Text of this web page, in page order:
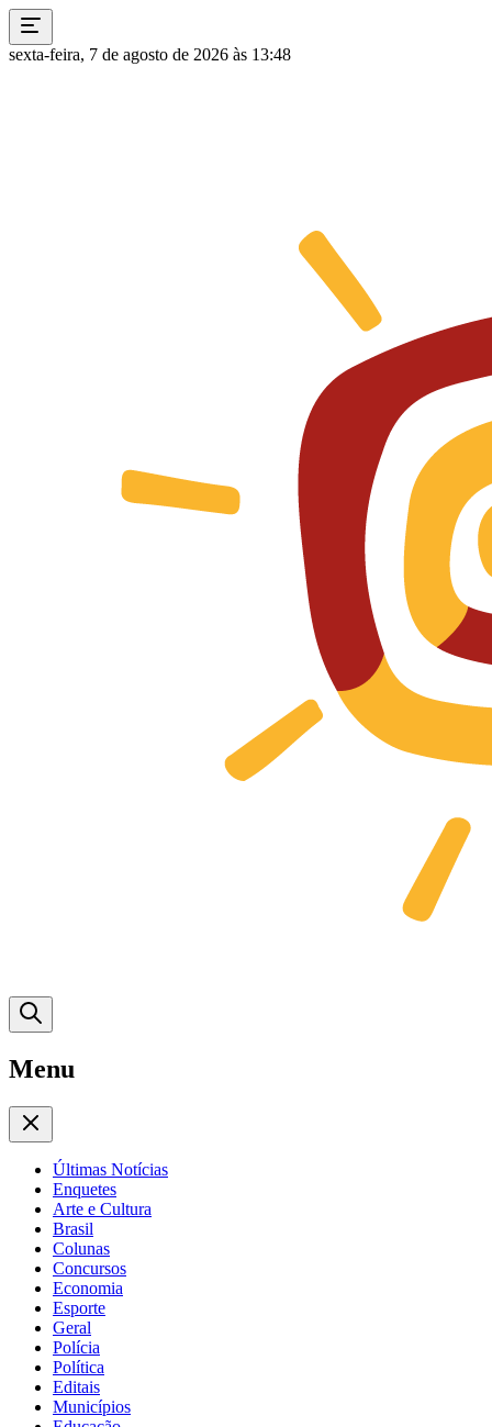
sexta-feira, 7 de agosto de 2026 às 13:48
Menu
Últimas Notícias
Enquetes
Arte e Cultura
Brasil
Colunas
Concursos
Economia
Esporte
Geral
Polícia
Política
Editais
Municípios